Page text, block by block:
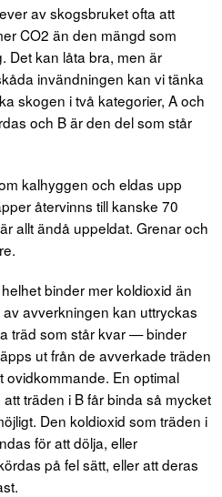
av skogsbruket ofta att
CO2 än den mängd som
Det kan låta bra, men är
invändningen kan vi tänka
skogen i två kategorier, A och
och B är den del som står
kalhyggen och eldas upp
återvinns till kanske 70
allt ändå uppeldat. Grenar och
binder mer koldioxid än
avverkningen kan uttryckas
träd som står kvar — binder
ut från de avverkade träden
ovidkommande. En optimal
träden i B får binda så mycket
Den koldioxid som träden i
för att dölja, eller
på fel sätt, eller att deras